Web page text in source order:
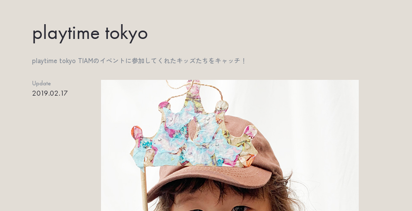
playtime tokyo
playtime tokyo TIAMのイベントに参加してくれたキッズたちをキャッチ！
Update
2019.02.17